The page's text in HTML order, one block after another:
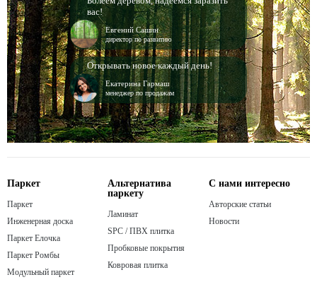
вас!
Евгений Сашин
директор по развитию
Открывать новое каждый день!
Екатерина Гармаш
менеджер по продажам
Паркет
Паркет
Инженерная доска
Паркет Елочка
Паркет Ромбы
Модульный паркет
Альтернатива
паркету
Ламинат
SPC / ПВХ плитка
Пробковые покрытия
Ковровая плитка
С нами интересно
Авторские статьи
Новости